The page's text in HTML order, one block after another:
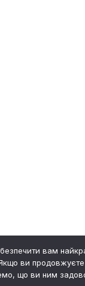
вам
ви продовжуєте
що ви ним